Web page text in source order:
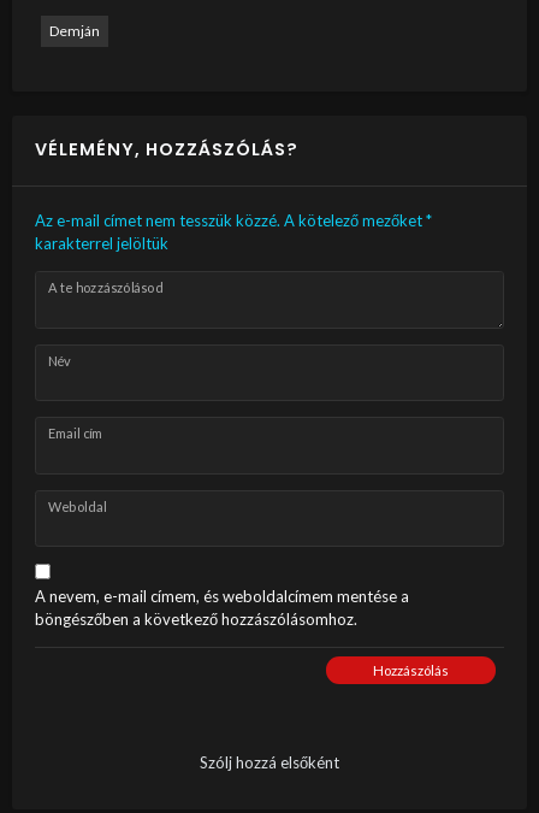
Demján
VÉLEMÉNY, HOZZÁSZÓLÁS?
Az e-mail címet nem tesszük közzé. A kötelező mezőket*
karakterrel jelöltük
A te hozzászólásod
Név
Email cím
Weboldal
A nevem, e-mail címem, és weboldalcímem mentése a
böngészőben a következő hozzászólásomhoz.
Hozzászólás
Szólj hozzá elsőként